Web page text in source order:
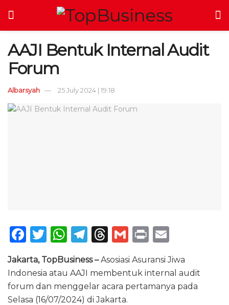
AAJI Bentuk Internal Audit
Forum
Albarsyah 25 July 2024 | 19:18
F
c
e
b
T
it
te
r
W
h
a
ts
A
T
e
g
ra
T
re
a
d
G
ai
l
P
n
t
ai
l
Jakarta, TopBusiness –Asosiasi Asuransi Jiwa
Indonesia atau AAJI membentuk internal audit
forum dan menggelar acara pertamanya pada
Selasa (16/07/2024) di Jakarta.